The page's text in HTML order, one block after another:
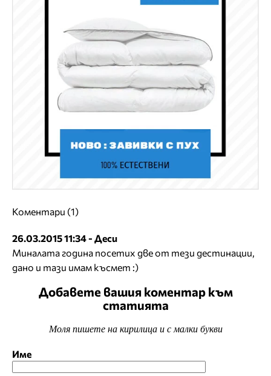
Коментари (1)
26.03.2015 11:34 - Деси
Миналата година посетих две от тези дестинации,
дано и тази имам късмет :)
Добавете вашия коментар към
статията
Моля пишете на кирилица и с малки букви
Име